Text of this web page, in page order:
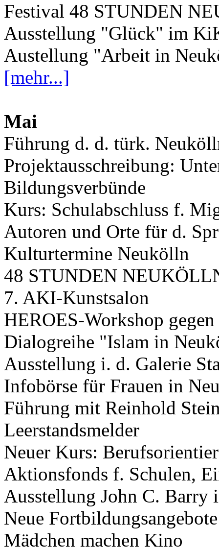
Festival 48 STUNDEN
Ausstellung "Glück" im
Austellung "Arbeit in
[mehr...]
Mai
Führung d. d. türk.
Projektausschreibung:
Bildungsverbünde
Kurs: Schulabschluss f.
Autoren und Orte für d.
Kulturtermine Neukölln
48 STUNDEN
7. AKI-Kunstsalon
HEROES-Workshop
Dialogreihe "Islam in
Ausstellung i. d. Galerie
Infobörse für Frauen in
Führung mit Reinhold
Leerstandsmelder
Neuer Kurs:
Aktionsfonds f. Schulen,
Ausstellung John C. Barry
Neue Fortbildungsangebote
Mädchen machen Kino